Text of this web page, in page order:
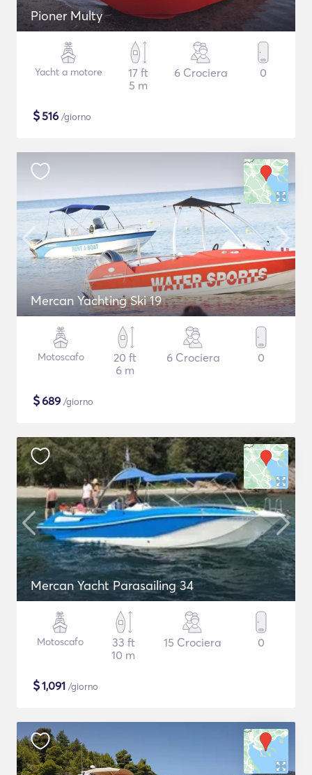
Pioner Multy
Yacht a motore
17 ft
5 m
6 Crociera 0
$516 /giorno
Mercan Yachting Ski 19
Motoscafo
20 ft
6 m
6 Crociera 0
$689 /giorno
Mercan Yacht Parasailing 34
Motoscafo
33 ft
10 m
15 Crociera 0
$1,091 /giorno